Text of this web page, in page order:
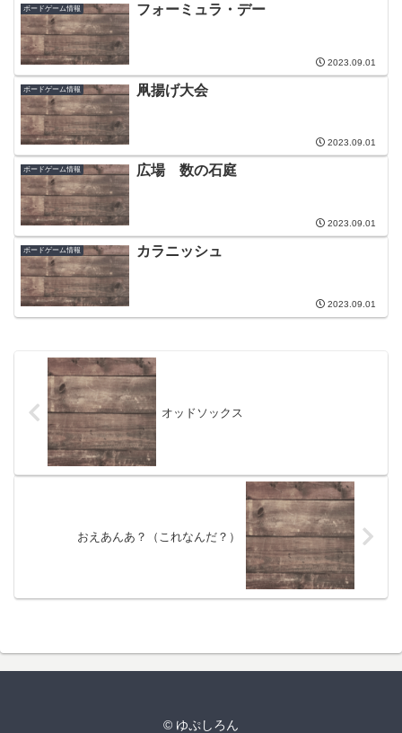
ボードゲーム情報 フォーミュラ・デー
2023.09.01
ボードゲーム情報 凧揚げ大会
2023.09.01
ボードゲーム情報 広場 数の石庭
2023.09.01
ボードゲーム情報 カラニッシュ
2023.09.01
オッドソックス
おえあんあ？（これなんだ？）
© ゆぷしろん